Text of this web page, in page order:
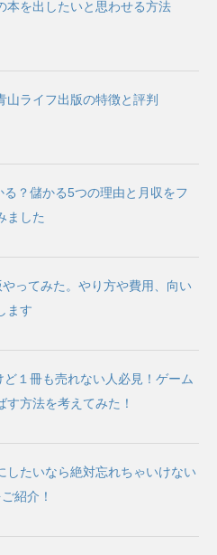
本を出したいと思わせる方法
山ライフ出版の特徴と評判
る？儲かる5つの理由と月収をフ
ました
ってみた。やり方や費用、向い
ます
ど１冊も売れない人必見！ゲーム
す方法を考えてみた！
したいなら絶対忘れちゃいけない
紹介！